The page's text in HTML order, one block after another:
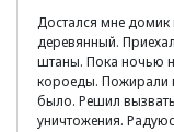
Достался мне
деревянный.
штаны. Пока ночью
короеды. Пожирали
было. Решил
уничтожения.